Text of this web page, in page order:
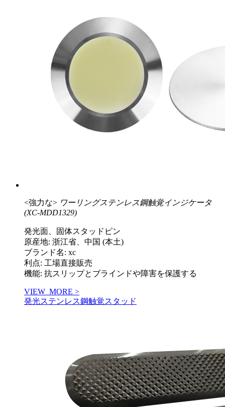
<強力な> ワーリングステンレス鋼触覚インジケータ
(XC-MDD1329)
発光面、固体スタッドピン
原産地: 浙江省、中国 (本土)
ブランド名: xc
利点: 工場直接販売
機能: 抗スリップとブラインドや障害を保護する
VIEW_MORE >
発光ステンレス鋼触覚スタッド